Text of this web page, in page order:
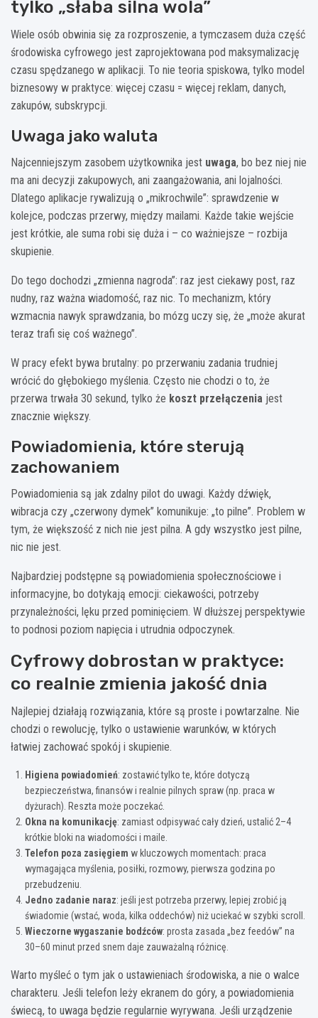
tylko „słaba silna wola”
Wiele osób obwinia się za rozproszenie, a tymczasem duża część
środowiska cyfrowego jest zaprojektowana pod maksymalizację
czasu spędzanego w aplikacji. To nie teoria spiskowa, tylko model
biznesowy w praktyce: więcej czasu = więcej reklam, danych,
zakupów, subskrypcji.
Uwaga jako waluta
Najcenniejszym zasobem użytkownika jest uwaga, bo bez niej nie
ma ani decyzji zakupowych, ani zaangażowania, ani lojalności.
Dlatego aplikacje rywalizują o „mikrochwile”: sprawdzenie w
kolejce, podczas przerwy, między mailami. Każde takie wejście
jest krótkie, ale suma robi się duża i – co ważniejsze – rozbija
skupienie.
Do tego dochodzi „zmienna nagroda”: raz jest ciekawy post, raz
nudny, raz ważna wiadomość, raz nic. To mechanizm, który
wzmacnia nawyk sprawdzania, bo mózg uczy się, że „może akurat
teraz trafi się coś ważnego”.
W pracy efekt bywa brutalny: po przerwaniu zadania trudniej
wrócić do głębokiego myślenia. Często nie chodzi o to, że
przerwa trwała 30 sekund, tylko że koszt przełączenia jest
znacznie większy.
Powiadomienia, które sterują
zachowaniem
Powiadomienia są jak zdalny pilot do uwagi. Każdy dźwięk,
wibracja czy „czerwony dymek” komunikuje: „to pilne”. Problem w
tym, że większość z nich nie jest pilna. A gdy wszystko jest pilne,
nic nie jest.
Najbardziej podstępne są powiadomienia społecznościowe i
informacyjne, bo dotykają emocji: ciekawości, potrzeby
przynależności, lęku przed pominięciem. W dłuższej perspektywie
to podnosi poziom napięcia i utrudnia odpoczynek.
Cyfrowy dobrostan w praktyce:
co realnie zmienia jakość dnia
Najlepiej działają rozwiązania, które są proste i powtarzalne. Nie
chodzi o rewolucję, tylko o ustawienie warunków, w których
łatwiej zachować spokój i skupienie.
Higiena powiadomień: zostawić tylko te, które dotyczą
bezpieczeństwa, finansów i realnie pilnych spraw (np. praca w
dyżurach). Reszta może poczekać.
Okna na komunikację: zamiast odpisywać cały dzień, ustalić 2–4
krótkie bloki na wiadomości i maile.
Telefon poza zasięgiem w kluczowych momentach: praca
wymagająca myślenia, posiłki, rozmowy, pierwsza godzina po
przebudzeniu.
Jedno zadanie naraz: jeśli jest potrzeba przerwy, lepiej zrobić ją
świadomie (wstać, woda, kilka oddechów) niż uciekać w szybki scroll.
Wieczorne wygaszanie bodźców: prosta zasada „bez feedów” na
30–60 minut przed snem daje zauważalną różnicę.
Warto myśleć o tym jak o ustawieniach środowiska, a nie o walce
charakteru. Jeśli telefon leży ekranem do góry, a powiadomienia
świecą, to uwaga będzie regularnie wyrywana. Jeśli urządzenie